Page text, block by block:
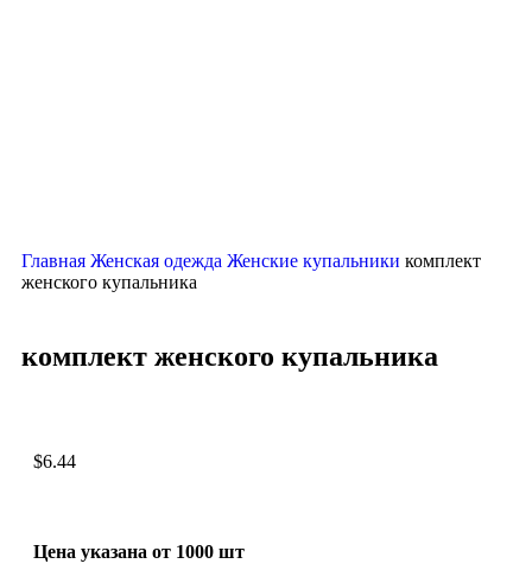
Главная Женская одежда Женские купальники комплект
женского купальника
комплект женского купальника
$6.44
Цена указана от 1000 шт